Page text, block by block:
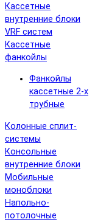
Кассетные
внутренние блоки
VRF систем
Кассетные
фанкойлы
Фанкойлы
кассетные 2-х
трубные
Колонные сплит-
системы
Консольные
внутренние блоки
Мобильные
моноблоки
Напольно-
потолочные